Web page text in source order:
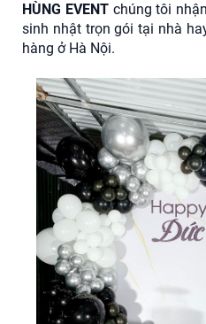
HÙNG EVENTchúng tôi
sinh nhật trọn gói tại nhà
hàng ở Hà Nội.